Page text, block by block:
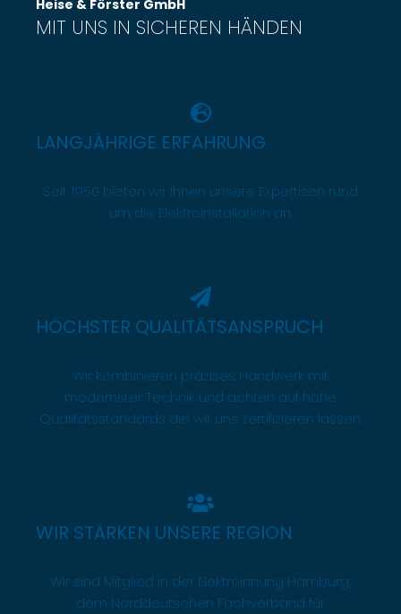
Heise & Förster GmbH
MIT UNS IN SICHEREN HÄNDEN
LANGJÄHRIGE ERFAHRUNG
Seit 1950 bieten wir Ihnen unsere Expertisen rund
um die Elektroinstallation an.
HÖCHSTER QUALITÄTSANSPRUCH
Wir kombinieren präzises Handwerk mit
modernster Technik und achten auf hohe
Qualitätsstandards die wir uns zertifizieren lassen.
WIR STÄRKEN UNSERE REGION
Wir sind Mitglied in der Elektroinnung Hamburg,
dem Norddeutschen Fachverband für